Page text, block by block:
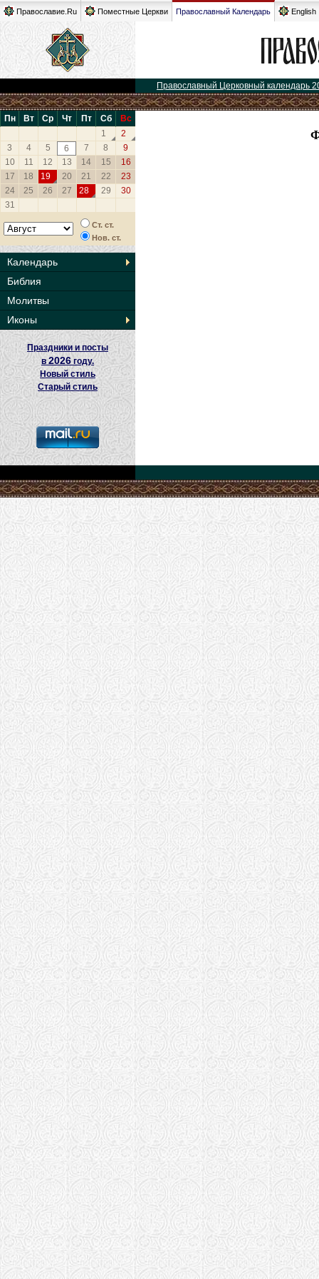
Православие.Ru Поместные Церкви Православный Календарь English
Православный Церковный календарь
Пн Вт Ср Чт Пт Сб
Вс
1
2
3
4 5 6 7 8
9
10
11 12 13 14 15
16
17
18 19 20 21 22
23
24
25 26 27 28 29
30
31
Ст. ст.
Нов. ст.
Календарь
Библия
Молитвы
Иконы
Праздники и посты
в2026 году.
Новый стиль
Старый стиль